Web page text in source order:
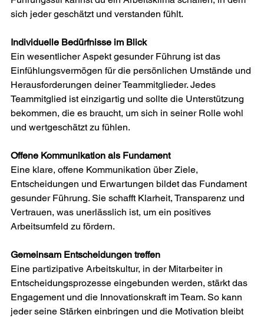
sich jeder geschätzt und verstanden fühlt.
Individuelle Bedürfnisse im Blick
Ein wesentlicher Aspekt gesunder Führung ist das
Einfühlungsvermögen für die persönlichen Umstände und
Herausforderungen deiner Teammitglieder. Jedes
Teammitglied ist einzigartig und sollte die Unterstützung
bekommen, die es braucht, um sich in seiner Rolle wohl
und wertgeschätzt zu fühlen.
Offene Kommunikation als Fundament
Eine klare, offene Kommunikation über Ziele,
Entscheidungen und Erwartungen bildet das Fundament
gesunder Führung. Sie schafft Klarheit, Transparenz und
Vertrauen, was unerlässlich ist, um ein positives
Arbeitsumfeld zu fördern.
Gemeinsam Entscheidungen treffen
Eine partizipative Arbeitskultur, in der Mitarbeiter in
Entscheidungsprozesse eingebunden werden, stärkt das
Engagement und die Innovationskraft im Team. So kann
jeder seine Stärken einbringen und die Motivation bleibt